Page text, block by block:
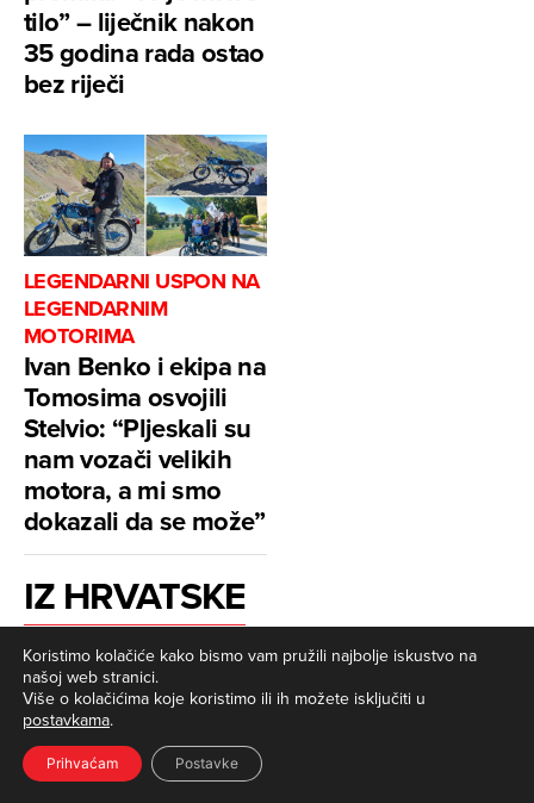
tilo” – liječnik nakon
35 godina rada ostao
bez riječi
LEGENDARNI USPON NA
LEGENDARNIM
MOTORIMA
Ivan Benko i ekipa na
Tomosima osvojili
Stelvio: “Pljeskali su
nam vozači velikih
motora, a mi smo
dokazali da se može”
IZ HRVATSKE
PRATITE NAS:
Koristimo kolačiće kako bismo vam pružili najbolje iskustvo na
našoj web stranici.
Više o kolačićima koje koristimo ili ih možete isključiti u
postavkama.
Prihvaćam Postavke